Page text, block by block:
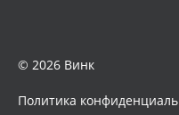
© 2026 Винк
Политика